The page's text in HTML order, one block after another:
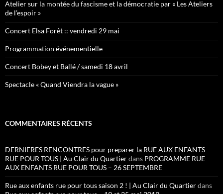
Atelier sur la montée du fascisme et la démocratie par « Les Ateliers
de l’espoir »
Concert Elsa Forêt :: vendredi 29 mai
Programmation événementielle
Concert Bobey et Ballé / samedi 18 avril
Spectacle « Quand Viendra la vague »
COMMENTAIRES RÉCENTS
DERNIERES RENCONTRES pour preparer la RUE AUX ENFANTS
RUE POUR TOUS | Au Clair du Quartierdans PROGRAMME RUE
AUX ENFANTS RUE POUR TOUS – 26 SEPTEMBRE
Rue aux enfants rue pour tous saison 2 ! | Au Clair du Quartierdans